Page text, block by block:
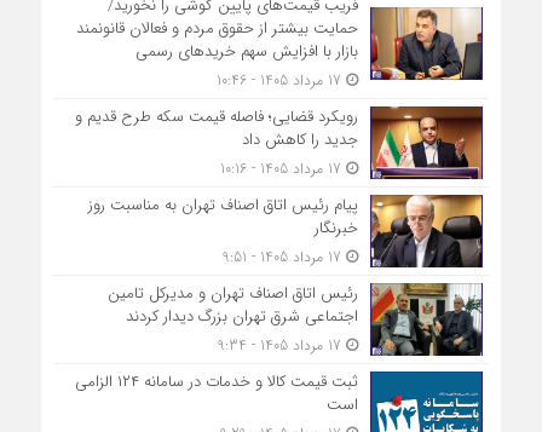
فریب قیمت‌های پایین گوشی را نخورید/
حمایت بیشتر از حقوق مردم و فعالان قانونمند
بازار با افزایش سهم خریدهای رسمی
رویکرد قضایی؛ فاصله قیمت سکه طرح قدیم و
جدید را کاهش داد
پیام رئیس اتاق اصناف تهران به مناسبت روز
خبرنگار
رئیس اتاق اصناف تهران و مدیرکل تامین
اجتماعی شرق تهران بزرگ دیدار کردند
ثبت قیمت کالا و خدمات در سامانه ۱۲۴ الزامی
است